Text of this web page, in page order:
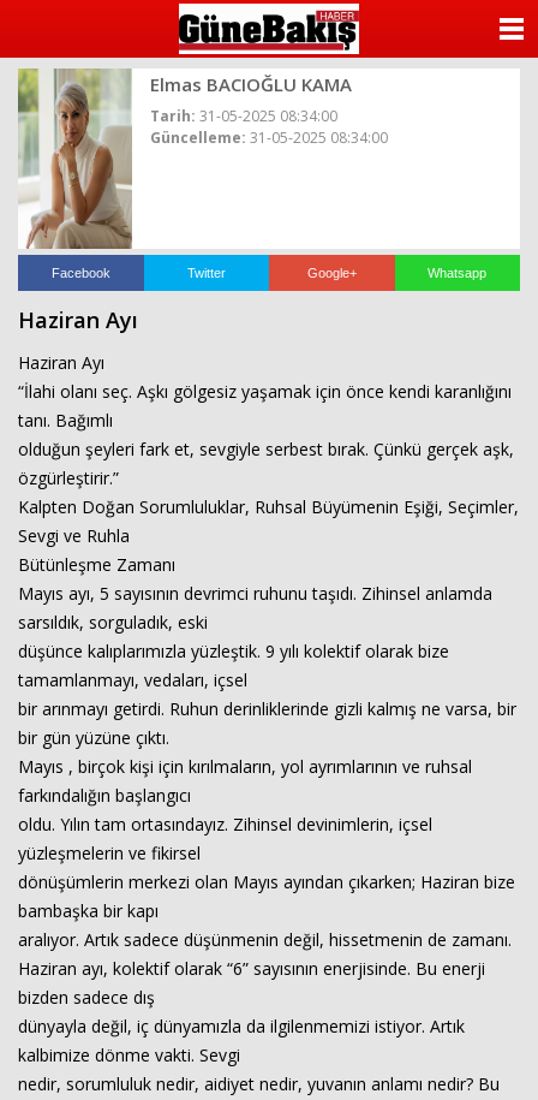
Elmas BACIOĞLU KAMA
Tarih: 31-05-2025 08:34:00
Güncelleme: 31-05-2025 08:34:00
Facebook Twitter Google+ Whatsapp
Haziran Ayı
Haziran Ayı
“İlahi olanı seç. Aşkı gölgesiz yaşamak için önce kendi karanlığını
tanı. Bağımlı
olduğun şeyleri fark et, sevgiyle serbest bırak. Çünkü gerçek aşk,
özgürleştirir.”
Kalpten Doğan Sorumluluklar, Ruhsal Büyümenin Eşiği, Seçimler,
Sevgi ve Ruhla
Bütünleşme Zamanı
Mayıs ayı, 5 sayısının devrimci ruhunu taşıdı. Zihinsel anlamda
sarsıldık, sorguladık, eski
düşünce kalıplarımızla yüzleştik. 9 yılı kolektif olarak bize
tamamlanmayı, vedaları, içsel
bir arınmayı getirdi. Ruhun derinliklerinde gizli kalmış ne varsa, bir
bir gün yüzüne çıktı.
Mayıs , birçok kişi için kırılmaların, yol ayrımlarının ve ruhsal
farkındalığın başlangıcı
oldu. Yılın tam ortasındayız. Zihinsel devinimlerin, içsel
yüzleşmelerin ve fikirsel
dönüşümlerin merkezi olan Mayıs ayından çıkarken; Haziran bize
bambaşka bir kapı
aralıyor. Artık sadece düşünmenin değil, hissetmenin de zamanı.
Haziran ayı, kolektif olarak “6” sayısının enerjisinde. Bu enerji
bizden sadece dış
dünyayla değil, iç dünyamızla da ilgilenmemizi istiyor. Artık
kalbimize dönme vakti. Sevgi
nedir, sorumluluk nedir, aidiyet nedir, yuvanın anlamı nedir? Bu
YAZARLAR
İLETİŞİM